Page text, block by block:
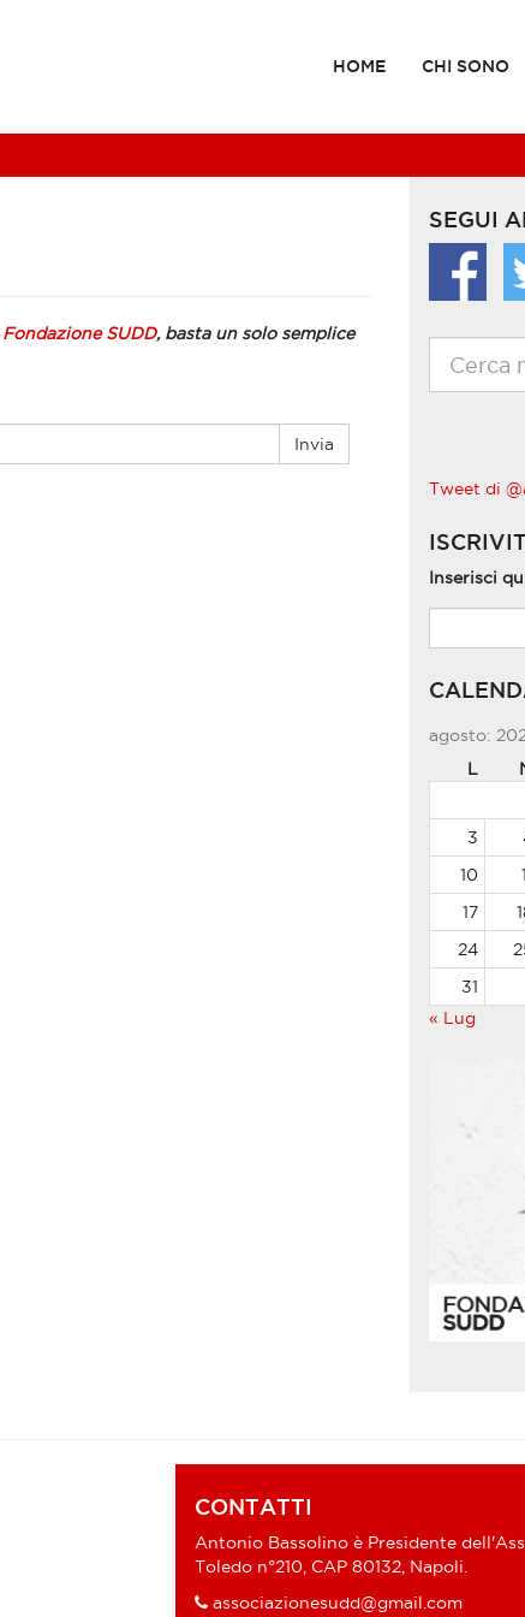
HOME CHI SONO
Fondazione SUDD, basta un solo semplice
SEGUI
Tweet di
Inserisci
agosto:
L
« Lug
3
10
17
24
31
CONTATTI
Antonio Bassolino è Presidente
Toledo n°210, CAP 80132, Napoli.
associazionesudd@gmail.com